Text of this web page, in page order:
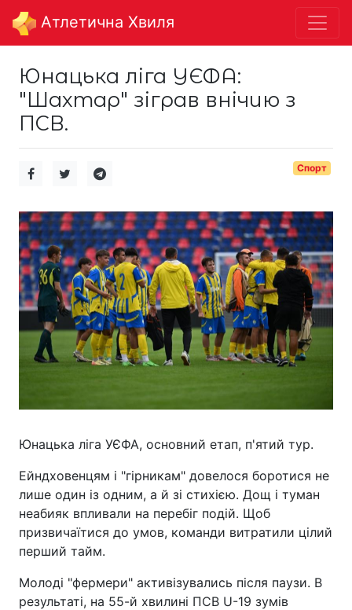
Aтлетична Хвиля
Юнацька ліга УЄФА:
"Шахтар" зіграв внічию з
ПСВ.
Спорт
Юнацька ліга УЄФА, основний етап, п'ятий тур.
Ейндховенцям і "гірникам" довелося боротися не
лише один із одним, а й зі стихією. Дощ і туман
неабияк впливали на перебіг подій. Щоб
призвичаїтися до умов, команди витратили цілий
перший тайм.
Молоді "фермери" активізувались після паузи. В
результаті, на 55-й хвилині ПСВ U-19 зумів